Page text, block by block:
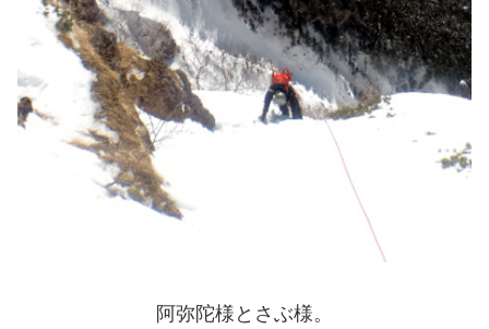
阿弥陀様とさぶ様。